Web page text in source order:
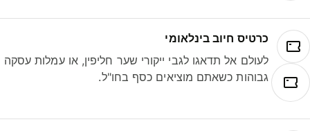
כרטיס חיוב בינלאומי
לעולם אל תדאגו לגבי ייקורי שער חליפין, או עמלות עסקה
גבוהות כשאתם מוציאים כסף בחו"ל.